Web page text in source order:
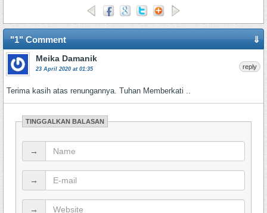
"1" Comment ⇓
Meika Damanik
23 April 2020 at 01:35
Terima kasih atas renungannya. Tuhan Memberkati ..
reply
TINGGALKAN BALASAN
→
→
→